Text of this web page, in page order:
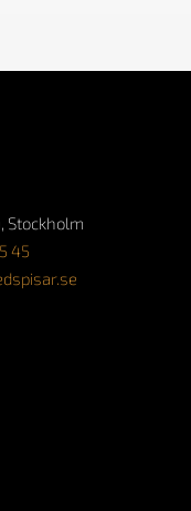
Stockholm
45